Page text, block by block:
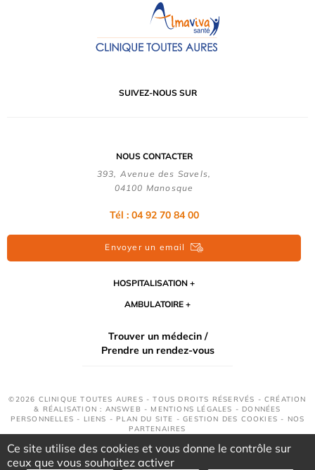
SUIVEZ-NOUS SUR
NOUS CONTACTER
393, Avenue des Savels,
04100 Manosque
Tél : 04 92 70 84 00
Envoyer un email
HOSPITALISATION
AMBULATOIRE
Trouver un médecin /
Prendre un rendez-vous
©2026 CLINIQUE TOUTES AURES - TOUS DROITS RÉSERVÉS - CRÉATION
& RÉALISATION : ANSWEB - MENTIONS LÉGALES - DONNÉES
PERSONNELLES - LIENS - PLAN DU SITE -GESTION DES COOKIES - NOS
PARTENAIRES
Ce site utilise des cookies et vous donne le contrôle sur
ceux que vous souhaitez activer